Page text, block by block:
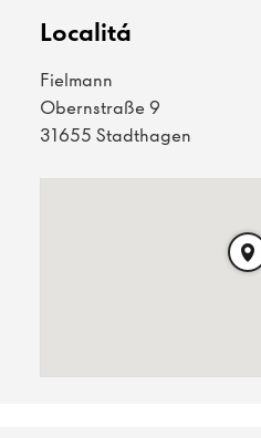
Localitá
Fielmann
Obernstraße 9
31655 Stadthagen